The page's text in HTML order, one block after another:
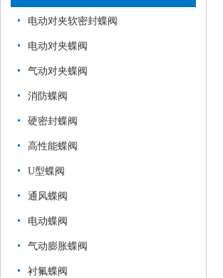
电动对夹软密封蝶阀
电动对夹蝶阀
气动对夹蝶阀
消防蝶阀
硬密封蝶阀
高性能蝶阀
U型蝶阀
通风蝶阀
电动蝶阀
气动膨胀蝶阀
衬氟蝶阀